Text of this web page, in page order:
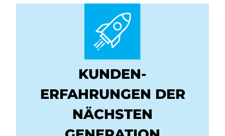
KUNDEN­
ERFAHRUNGEN DER
NÄCHSTEN